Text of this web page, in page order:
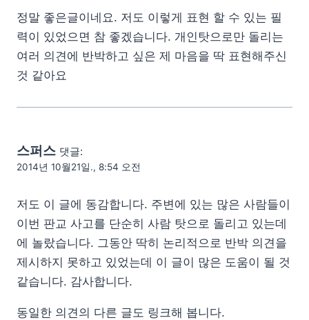
정말 좋은글이네요. 저도 이렇게 표현 할 수 있는 필
력이 있었으면 참 좋겠습니다. 개인탓으로만 돌리는
여러 의견에 반박하고 싶은 제 마음을 딱 표현해주신
것 같아요
스퍼스 댓글:
2014년 10월21일., 8:54 오전
저도 이 글에 동감합니다. 주변에 있는 많은 사람들이
이번 판교 사고를 단순히 사람 탓으로 돌리고 있는데
에 놀랐습니다. 그동안 딱히 논리적으로 반박 의견을
제시하지 못하고 있었는데 이 글이 많은 도움이 될 것
같습니다. 감사합니다.
동일한 의견의 다른 글도 링크해 봅니다.